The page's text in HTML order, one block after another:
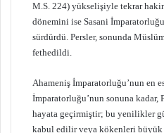
M.S. 224) yükselişiyle tekrar
dönemini ise Sasani
sürdürdü. Persler, sonunda
fethedildi.
Ahameniş İmparatorluğu’nun en
İmparatorluğu’nun sonuna
hayata geçirmiştir; bu yenilikler
kabul edilir veya kökenleri